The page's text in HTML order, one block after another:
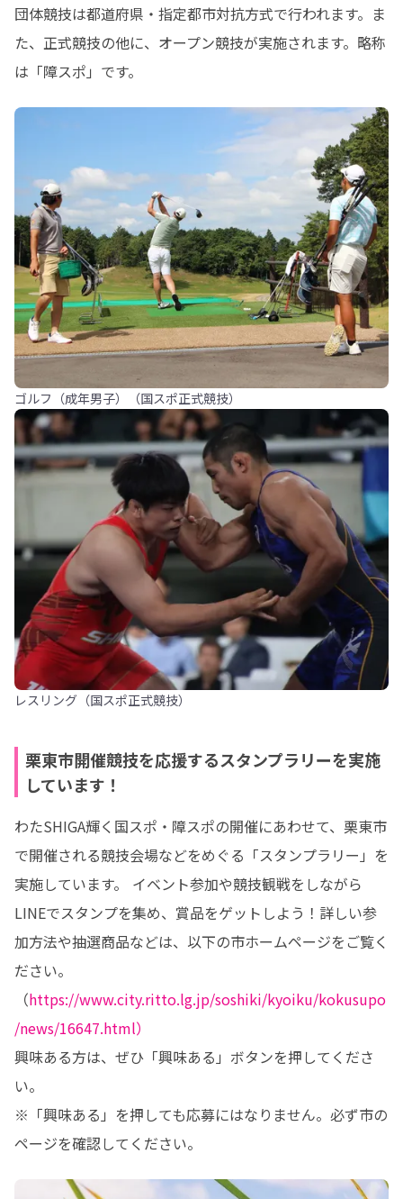
団体競技は都道府県・指定都市対抗方式で行われます。ま
た、正式競技の他に、オープン競技が実施されます。略称
は「障スポ」です。
ゴルフ（成年男子）（国スポ正式競技）
レスリング（国スポ正式競技）
栗東市開催競技を応援するスタンプラリーを実施
しています！
わたSHIGA輝く国スポ・障スポの開催にあわせて、栗東市
で開催される競技会場などをめぐる「スタンプラリー」を
実施しています。 イベント参加や競技観戦をしながら
LINEでスタンプを集め、賞品をゲットしよう！詳しい参
加方法や抽選商品などは、以下の市ホームページをご覧く
ださい。
（https://www.city.ritto.lg.jp/soshiki/kyoiku/kokusupo
/news/16647.html）
興味ある方は、ぜひ「興味ある」ボタンを押してくださ
い。
※「興味ある」を押しても応募にはなりません。必ず市の
ページを確認してください。